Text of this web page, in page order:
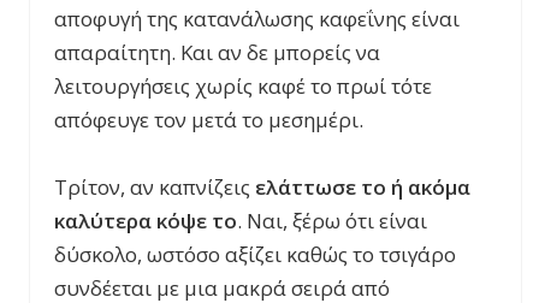
αποφυγή της κατανάλωσης καφεΐνης είναι
απαραίτητη. Και αν δε μπορείς να
λειτουργήσεις χωρίς καφέ το πρωί τότε
απόφευγε τον μετά το μεσημέρι.
Τρίτον, αν καπνίζεις ελάττωσε το ή ακόμα
καλύτερα κόψε το. Ναι, ξέρω ότι είναι
δύσκολο, ωστόσο αξίζει καθώς το τσιγάρο
συνδέεται με μια μακρά σειρά από